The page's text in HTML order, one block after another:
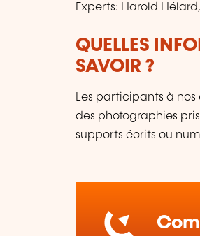
Experts: Harold
QUELLES
SAVOIR ?
Les participants à nos
des photographies
supports écrits ou